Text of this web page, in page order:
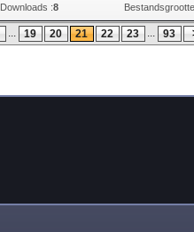
Downloads :8
... 19 20 21 22 23 ... 93